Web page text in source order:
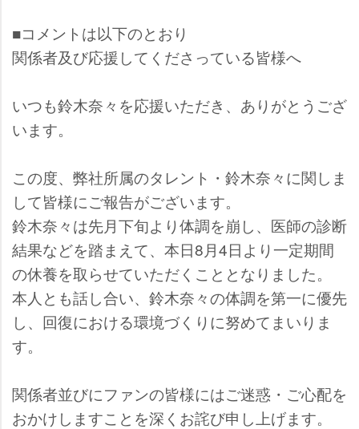
■コメントは以下のとおり
関係者及び応援してくださっている皆様へ
いつも鈴木奈々を応援いただき、ありがとうござ
います。
この度、弊社所属のタレント・鈴木奈々に関しま
して皆様にご報告がございます。
鈴木奈々は先月下旬より体調を崩し、医師の診断
結果などを踏まえて、本日8月4日より一定期間
の休養を取らせていただくこととなりました。
本人とも話し合い、鈴木奈々の体調を第一に優先
し、回復における環境づくりに努めてまいりま
す。
関係者並びにファンの皆様にはご迷惑・ご心配を
おかけしますことを深くお詫び申し上げます。